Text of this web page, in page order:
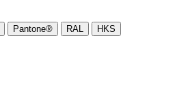
Pantone® RAL HKS